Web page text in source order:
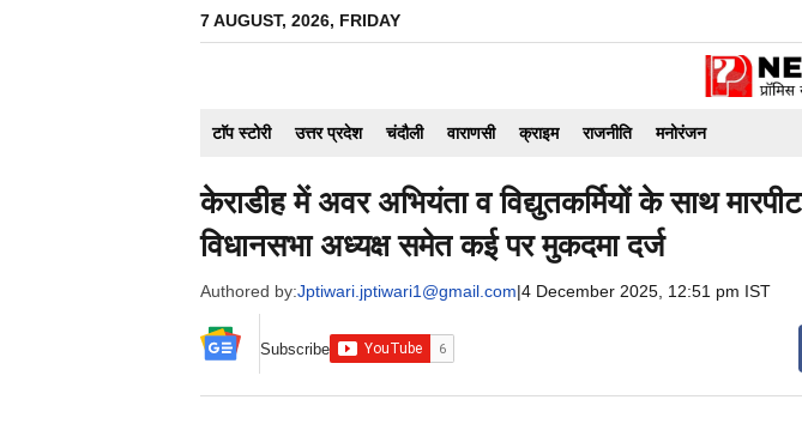
7 AUGUST, 2026, FRIDAY
टाॅप स्टोरी उत्तर प्रदेश चंदौली वाराणसी क्राइम राजनीति मनोरंजन
केराडीह में अवर अभियंता व विद्युतकर्मियों के साथ
विधानसभा अध्यक्ष समेत कई पर मुकदमा दर्ज
Authored by:Jptiwari.jptiwari1@gmail.com|4 December 2025, 12:51 pm IST
Subscribe